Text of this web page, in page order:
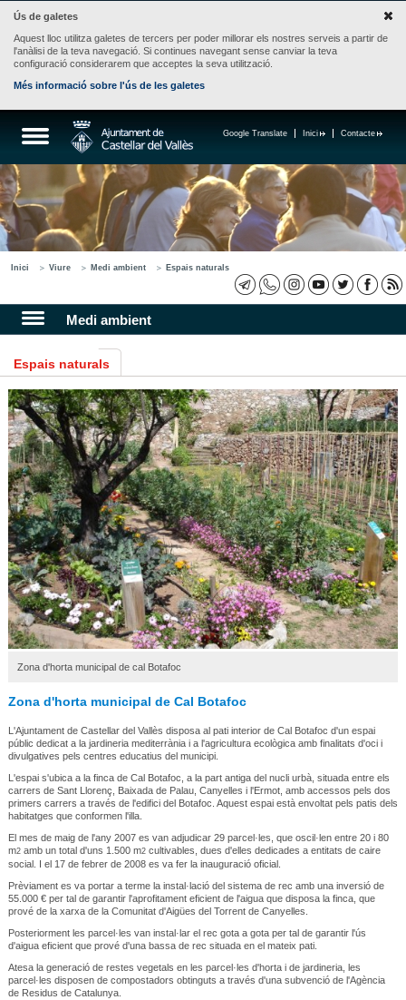
Ús de galetes
Aquest lloc utilitza galetes de tercers per poder millorar els nostres serveis a partir de
l'anàlisi de la teva navegació. Si continues navegant sense canviar la teva
configuració considerarem que acceptes la seva utilització.
Més informació sobre l'ús de les galetes
Contacte
Inici
Google Translate
Inici Viure Medi ambient Espais naturals
Medi ambient
Espais naturals
Zona d'horta municipal de cal Botafoc
Zona d'horta municipal de Cal Botafoc
L'Ajuntament de Castellar del Vallès disposa al pati interior de Cal Botafoc d'un espai
públic dedicat a la jardineria mediterrània i a l'agricultura ecològica amb finalitats d'oci i
divulgatives pels centres educatius del municipi.
L'espai s'ubica a la finca de Cal Botafoc, a la part antiga del nucli urbà, situada entre els
carrers de Sant Llorenç, Baixada de Palau, Canyelles i l'Ermot, amb accessos pels dos
primers carrers a través de l'edifici del Botafoc. Aquest espai està envoltat pels patis dels
habitatges que conformen l'illa.
El mes de maig de l'any 2007 es van adjudicar 29 parcel·les, que oscil·len entre 20 i 80
m2amb un total d'uns 1.500 m2cultivables, dues d'elles dedicades a entitats de caire
social. I el 17 de febrer de 2008 es va fer la inauguració oficial.
Prèviament es va portar a terme la instal·lació del sistema de rec amb una inversió de
55.000 € per tal de garantir l'aprofitament eficient de l'aigua que disposa la finca, que
prové de la xarxa de la Comunitat d'Aigües del Torrent de Canyelles.
Posteriorment les parcel·les van instal·lar el rec gota a gota per tal de garantir l'ús
d'aigua eficient que prové d'una bassa de rec situada en el mateix pati.
Atesa la generació de restes vegetals en les parcel·les d'horta i de jardineria, les
parcel·les disposen de compostadors obtinguts a través d'una subvenció de l'Agència
de Residus de Catalunya.